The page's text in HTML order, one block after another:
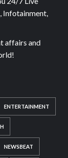
Infotainment,
affairs and
ENTERTAINMENT
NEWSBEAT